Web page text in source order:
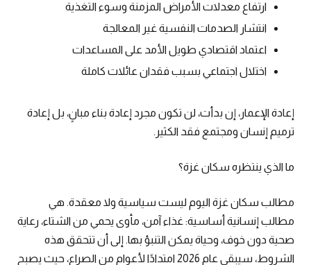
ارتفاع معدلات الأمراض المزمنة وسوء التغذية
انتشار الصدمات النفسية غير المعالجة
اعتماد اقتصادي طويل الأمد على المساعدات
اختلال اجتماعي بسبب فقدان عائلات كاملة
إعادة الإعمار، إن بدأت، لن تكون مجرد إعادة بناء مبانٍ، بل إعادة
ترميم إنسان ومجتمع فقد الكثير.
ما الذي ينتظره سكان غزة؟
مطالب سكان غزة اليوم ليست سياسية ولا معقدة. هي
مطالب إنسانية أساسية: غذاء آمن، مأوى يحمي من الشتاء، رعاية
صحية دون خوف، وحياة يمكن التنبؤ بها. إلى أن تتحقق هذه
الشروط، سيبقى عام 2026 امتدادًا لأعوام من الصراع، حيث يصبح